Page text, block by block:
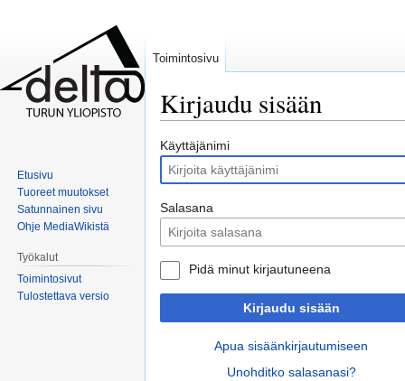
Kirjaudu sisään
Siirry
navigaatioon
Siirry
hakuun
Käyttäjänimi
Salasana
Pidä minut kirjautuneena
Kirjaudu sisään
Apua sisäänkirjautumiseen
Unohditko salasanasi?
Toimintosivu
Etusivu
Tuoreet muutokset
Satunnainen sivu
Ohje MediaWikistä
Työkalut
Toimintosivut
Tulostettava versio